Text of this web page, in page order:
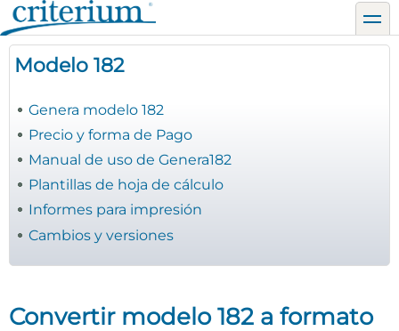
Pasar
al
contenido
principal
Modelo 182
Genera modelo 182
Precio y forma de Pago
Manual de uso de Genera182
Plantillas de hoja de cálculo
Informes para impresión
Cambios y versiones
Convertir modelo 182 a formato